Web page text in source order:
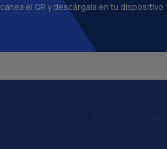
el QR y descárgala en tu dispositivo